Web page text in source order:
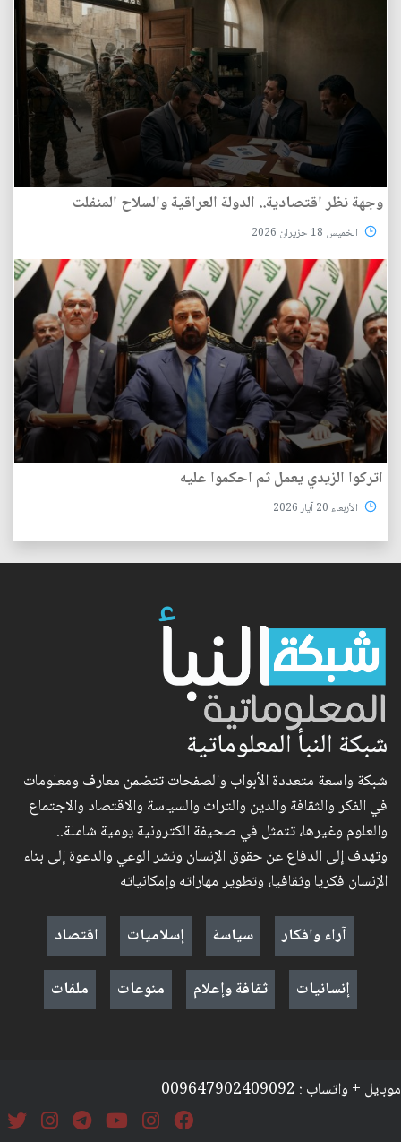
وجهة نظر اقتصادية.. الدولة العراقية والسلاح المنفلت
الخميس 18 حزيران 2026
اتركوا الزيدي يعمل ثم احكموا عليه
الأربعاء 20 آيار 2026
شبكة النبأ المعلوماتية
شبكة واسعة متعددة الأبواب والصفحات تتضمن معارف ومعلومات
في الفكر والثقافة والدين والتراث والسياسة والاقتصاد والاجتماع
والعلوم وغيرها، تتمثل في صحيفة الكترونية يومية شاملة..
وتهدف إلى الدفاع عن حقوق الإنسان ونشر الوعي والدعوة إلى بناء
الإنسان فكريا وثقافيا، وتطوير مهاراته وإمكانياته
آراء وافكار
سياسة إسلاميات
اقتصاد
إنسانيات
ثقافة وإعلام منوعات ملفات
موبايل + واتساب : 009647902409092